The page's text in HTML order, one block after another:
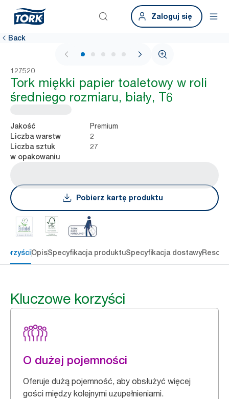
Zaloguj się
Back
1 / 6
127520
Tork miękki papier toaletowy w roli
średniego rozmiaru, biały, T6
Jakość Premium
Liczba warstw 2
Liczba sztuk
w opakowaniu
27
Pobierz kartę produktu
korzyściOpisSpecyfikacja produktuSpecyfikacja dostawy
Kluczowe korzyści
O dużej pojemności
Oferuje dużą pojemność, aby obsłużyć więcej
gości między kolejnymi uzupełnieniami.